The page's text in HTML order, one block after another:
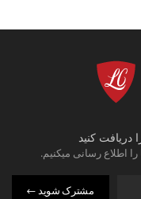
دریافت کنید
اطلاع رسانی میکنیم.
مشترک شوید